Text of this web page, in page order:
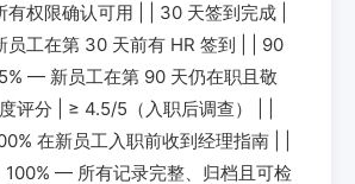
有权限确认可用 | | 30 天签到完成 |
员工在第 30 天前有 HR 签到 | | 90
— 新员工在第 90 天仍在职且敬
评分 | ≥ 4.5/5（入职后调查） | |
在新员工入职前收到经理指南 | |
100% — 所有记录完整、归档且可检